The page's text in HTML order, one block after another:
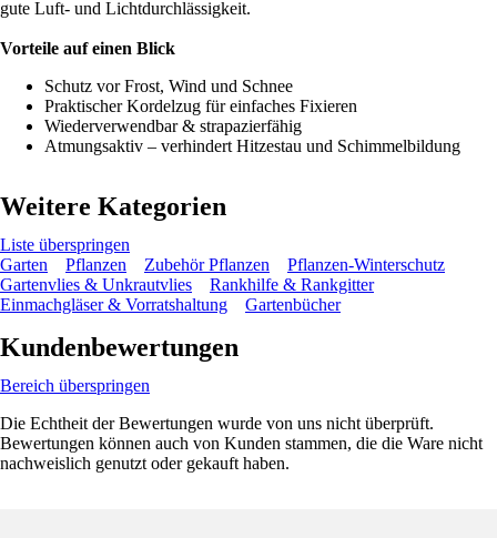
gute Luft- und Lichtdurchlässigkeit.
Vorteile auf einen Blick
Schutz vor Frost, Wind und Schnee
Praktischer Kordelzug für einfaches Fixieren
Wiederverwendbar & strapazierfähig
Atmungsaktiv – verhindert Hitzestau und Schimmelbildung
Weitere Kategorien
Liste überspringen
Garten
Pflanzen Zubehör Pflanzen
Pflanzen-Winterschutz
Gartenvlies & Unkrautvlies
Rankhilfe & Rankgitter
Einmachgläser & Vorratshaltung
Gartenbücher
Kundenbewertungen
Bereich überspringen
Die Echtheit der Bewertungen wurde von uns nicht überprüft.
Bewertungen können auch von Kunden stammen, die die Ware nicht
nachweislich genutzt oder gekauft haben.